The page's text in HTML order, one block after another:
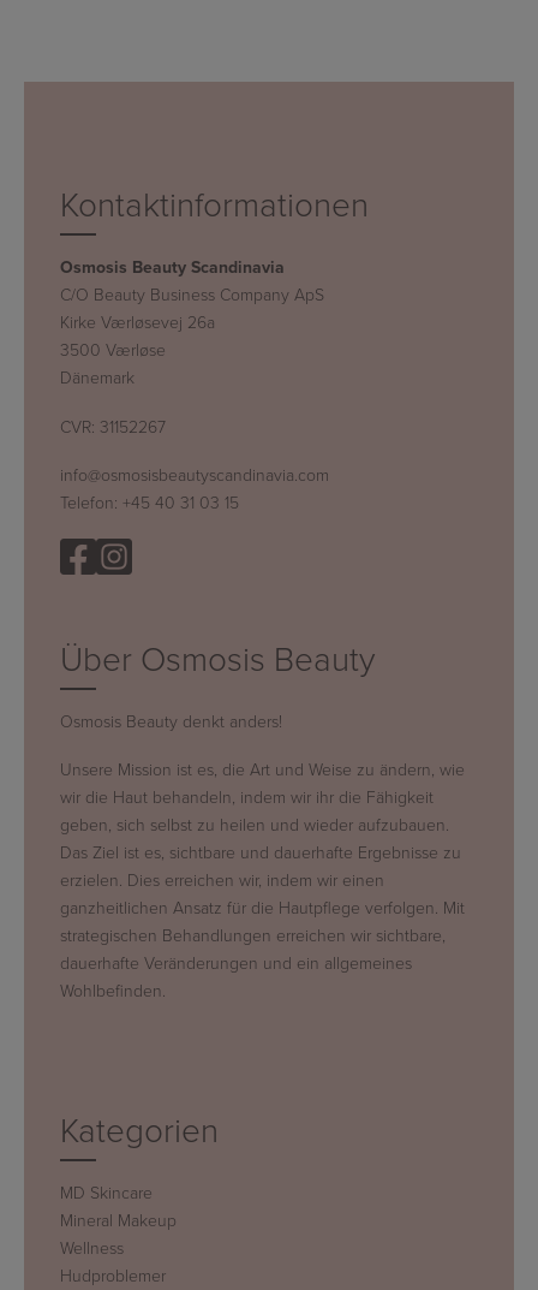
Kontaktinformationen
Osmosis Beauty Scandinavia
C/O Beauty Business Company ApS
Kirke Værløsevej 26a
3500 Værløse
Dänemark
CVR: 31152267
info@osmosisbeautyscandinavia.com
Telefon: +45 40 31 03 15
Über Osmosis Beauty
Osmosis Beauty denkt anders!
Unsere Mission ist es, die Art und Weise zu ändern, wie
wir die Haut behandeln, indem wir ihr die Fähigkeit
geben, sich selbst zu heilen und wieder aufzubauen.
Das Ziel ist es, sichtbare und dauerhafte Ergebnisse zu
erzielen. Dies erreichen wir, indem wir einen
ganzheitlichen Ansatz für die Hautpflege verfolgen. Mit
strategischen Behandlungen erreichen wir sichtbare,
dauerhafte Veränderungen und ein allgemeines
Wohlbefinden.
Kategorien
MD Skincare
Mineral Makeup
Wellness
Hudproblemer